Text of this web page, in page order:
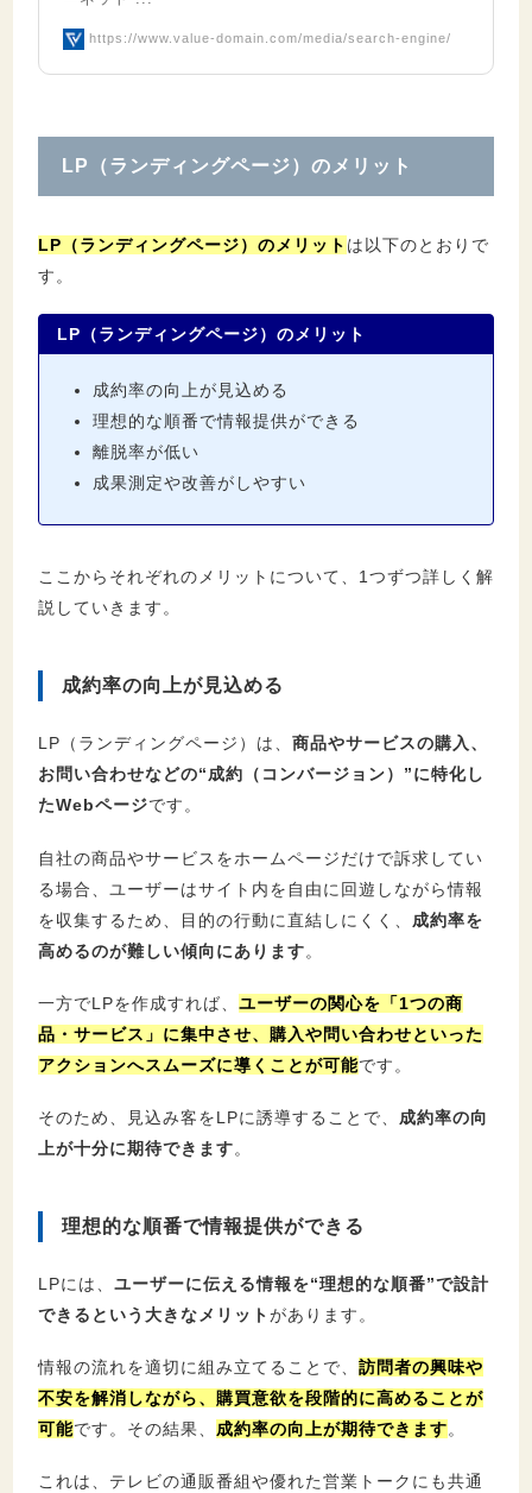
https://www.value-domain.com/media/search-engine/
LP（ランディングページ）のメリット
LP（ランディングページ）のメリット は以下のとおりで
す。
LP（ランディングページ）のメリット
成約率の向上が見込める
理想的な順番で情報提供ができる
離脱率が低い
成果測定や改善がしやすい
ここからそれぞれのメリットについて、1つずつ詳しく解
説していきます。
成約率の向上が見込める
LP（ランディングページ）は、 商品やサービスの購入、
お問い合わせなどの“成約（コンバージョン）”に特化し
たWebページです。
自社の商品やサービスをホームページだけで訴求してい
る場合、ユーザーはサイト内を自由に回遊しながら情報
を収集するため、目的の行動に直結しにくく、 成約率を
高めるのが難しい傾向にあります。
一方でLPを作成すれば、 ユーザーの関心を「1つの商
品・サービス」に集中させ、購入や問い合わせといった
アクションへスムーズに導く ことが可能です。
そのため、見込み客をLPに誘導することで、 成約率の向
上が十分に期待できます。
理想的な順番で情報提供ができる
LPには、 ユーザーに伝える情報を“理想的な順番”で設計
できるという大きなメリットがあります。
情報の流れを適切に組み立てることで、 訪問者の興味や
不安を解消しながら、購買意欲を段階的に高めることが
可能です。その結果、 成約率の向上が期待できます。
これは、テレビの通販番組や優れた営業トークにも共通